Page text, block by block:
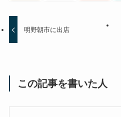
明野朝市に出店
この記事を書いた人